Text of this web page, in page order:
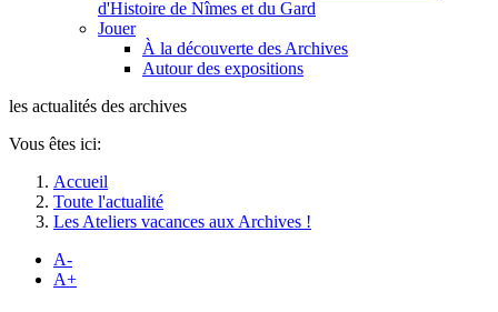
d'Histoire de Nîmes et du Gard
Jouer
À la découverte des Archives
Autour des expositions
les actualités des archives
Vous êtes ici:
Accueil
Toute l'actualité
Les Ateliers vacances aux Archives !
A-
A+